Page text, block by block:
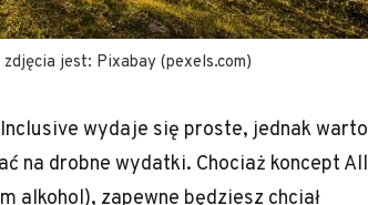
jest: Pixabay (pexels.com)
wydaje się proste, jednak warto
na drobne wydatki. Chociaż koncept All
alkohol), zapewne będziesz chciał